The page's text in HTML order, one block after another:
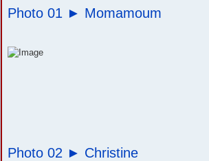
Photo 01 ► Momamoum
Photo 02 ► Christine